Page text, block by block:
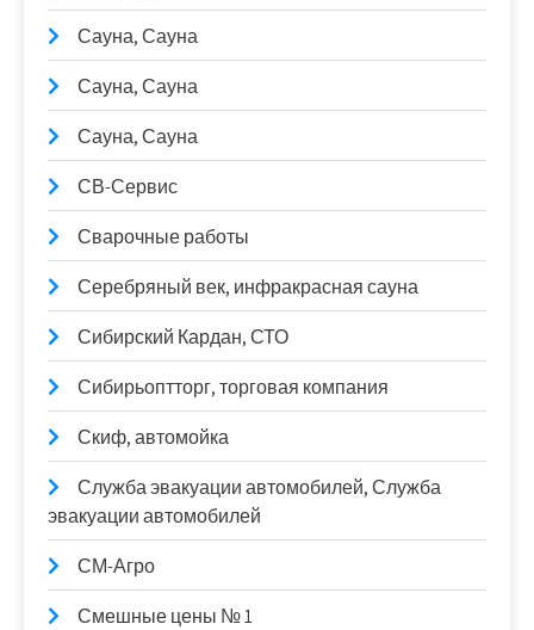
Сауна, Сауна
Сауна, Сауна
Сауна, Сауна
СВ-Сервис
Сварочные работы
Серебряный век, инфракрасная сауна
Сибирский Кардан, СТО
Сибирьоптторг, торговая компания
Скиф, автомойка
Служба эвакуации автомобилей, Служба
эвакуации автомобилей
СМ-Агро
Смешные цены № 1